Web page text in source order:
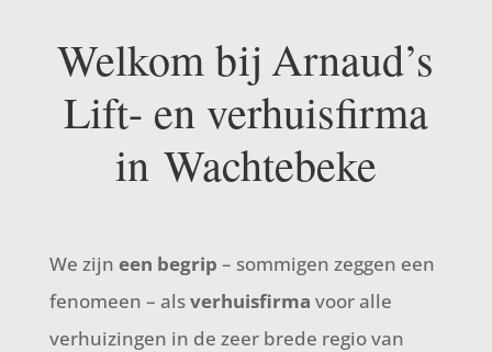
Welkom bij Arnaud’s
Lift- en verhuisfirma
in Wachtebeke
We zijn een begrip – sommigen zeggen een
fenomeen – alsverhuisfirma voor alle
verhuizingen in de zeer brede regio van